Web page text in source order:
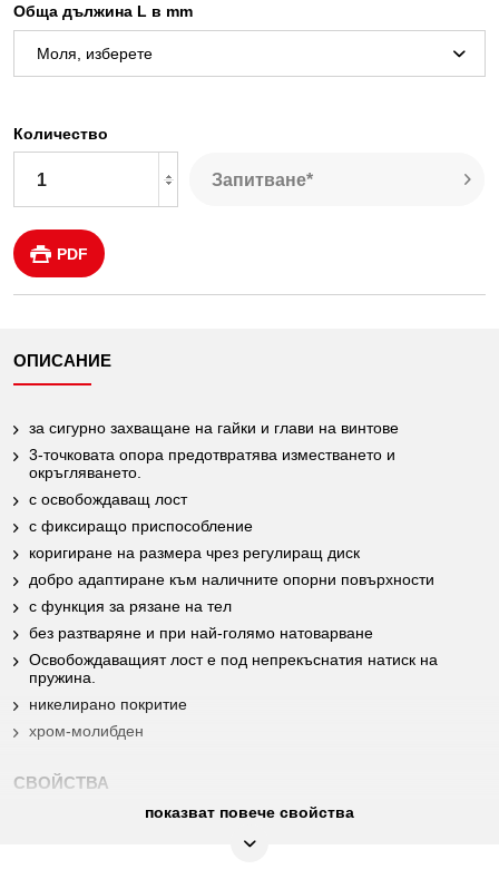
Обща дължина L в mm
Количество
Запитване*
PDF
ОПИСАНИЕ
за сигурно захващане на гайки и глави на винтове
3-точковата опора предотвратява изместването и
окръгляването.
с освобождаващ лост
с фиксиращо приспособление
коригиране на размера чрез регулиращ диск
добро адаптиране към наличните опорни повърхности
с функция за рязане на тел
без разтваряне и при най-голямо натоварване
Освобождаващият лост е под непрекъснатия натиск на
пружина.
никелирано покритие
хром-молибден
СВОЙСТВА
показват повече свойства